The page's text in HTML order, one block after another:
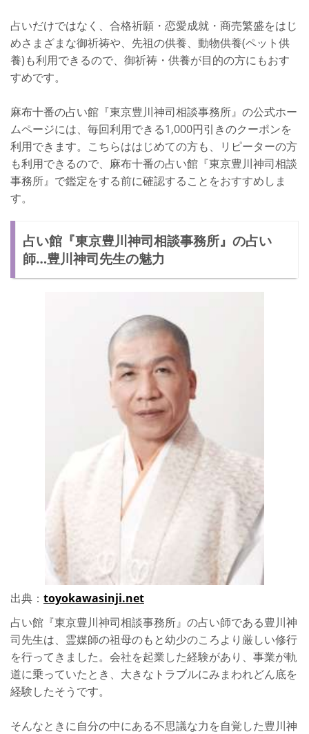
占いだけではなく、合格祈願・恋愛成就・商売繁盛をはじ
めさまざまな御祈祷や、先祖の供養、動物供養(ペット供
養)も利用できるので、御祈祷・供養が目的の方にもおす
すめです。
麻布十番の占い館『東京豊川神司相談事務所』の公式ホー
ムページには、毎回利用できる1,000円引きのクーポンを
利用できます。こちらははじめての方も、リピーターの方
も利用できるので、麻布十番の占い館『東京豊川神司相談
事務所』で鑑定をする前に確認することをおすすめしま
す。
占い館『東京豊川神司相談事務所』の占い
師…豊川神司先生の魅力
出典： toyokawasinji.net
占い館『東京豊川神司相談事務所』の占い師である豊川神
司先生は、霊媒師の祖母のもと幼少のころより厳しい修行
を行ってきました。会社を起業した経験があり、事業が軌
道に乗っていたとき、大きなトラブルにみまわれどん底を
経験したそうです。
そんなときに自分の中にある不思議な力を自覚した豊川神